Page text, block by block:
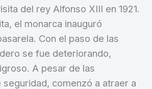
del rey Alfonso XIII en 1921.
el monarca inauguró
Con el paso de las
se fue deteriorando,
A pesar de las
comenzó a atraer a